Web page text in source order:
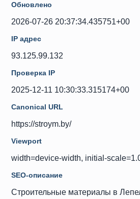
Обновлено
2026-07-26 20:37:34.435751+00
IP адрес
93.125.99.132
Проверка IP
2025-12-11 10:30:33.315174+00
Canonical URL
https://stroym.by/
Viewport
width=device-width, initial-
SEO-описание
Строительные материалы в